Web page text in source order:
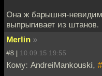
Она ж барышня-
выпрыгивает из штанов.
Merlin »
#8 | 10.09.15 19:55
Кому: AndreiMankouski,